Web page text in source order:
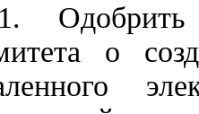
1. Одобрить
о